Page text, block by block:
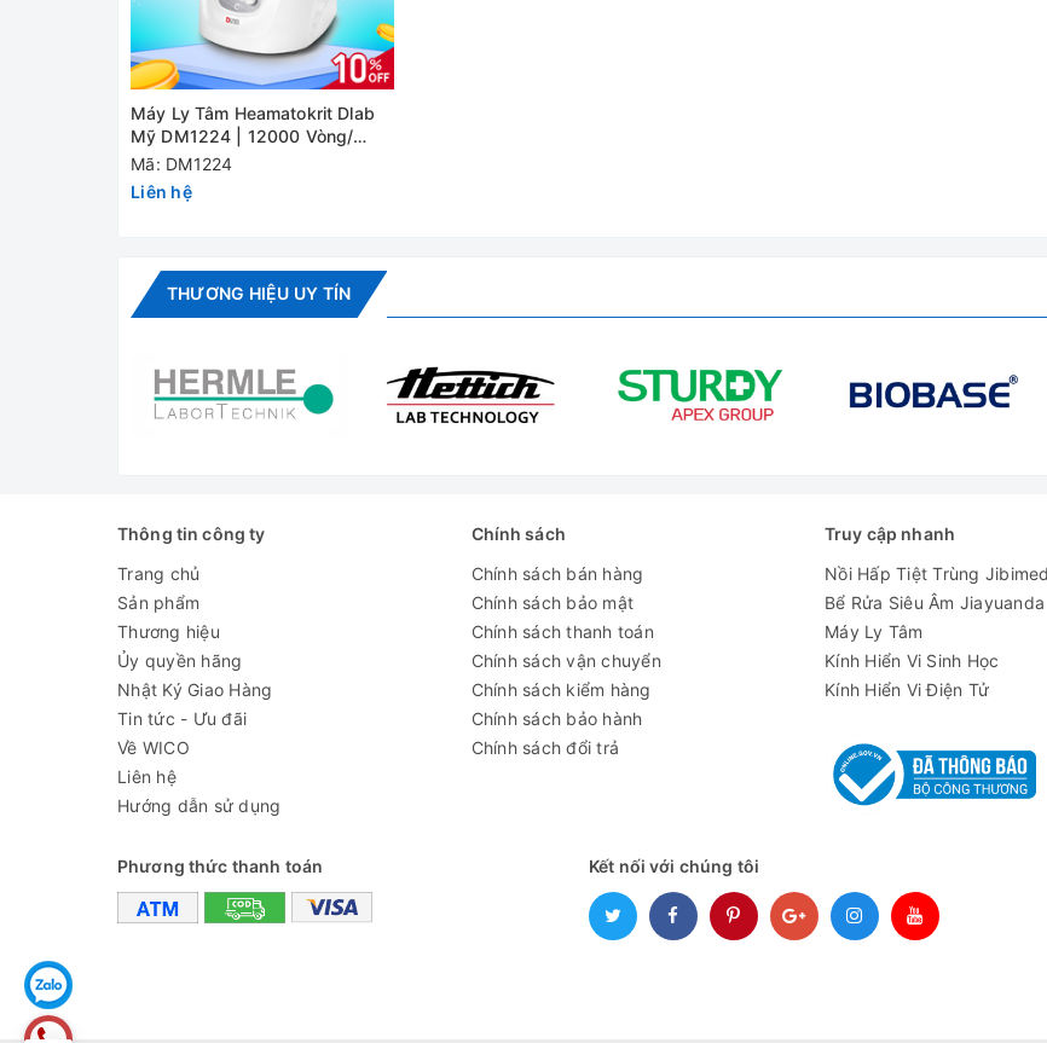
tốc độ
Rotor
Cài đặt thời
gian
Động cơ
Tính năng an
toàn
220V-240V,50Hz/60Hz, 5A; 380W
Tăng tốc / giảm
[D×W×H]
Khối lượng
Tính năng khác Chuyển đổi tốc độ quay/ RCF, cảnh báo bằng âm thanh, ly tâm trong thời gian ngắn
Video - Hình ảnh
Máy Ly Tâm Heamatokrit Dlab
Mỹ DM1224 | 12000 Vòng/
Phút
Mã: DM1224
Liên hệ
THƯƠNG HIỆU UY TÍN
Thông tin công ty
Trang chủ
Sản phẩm
Thương hiệu
Ủy quyền hãng
Nhật Ký Giao Hàng
Tin tức - Ưu đãi
Về WICO
Liên hệ
Hướng dẫn sử dụng
Chính sách
Chính sách bán hàng
Chính sách bảo mật
Chính sách thanh toán
Chính sách vận chuyển
Chính sách kiểm hàng
Chính sách bảo hành
Chính sách đổi trả
Truy cập nhanh
Nồi Hấp Tiệt Trùng Jibimed
Bể Rửa Siêu Âm Jiayuanda
Máy Ly Tâm
Kính Hiển Vi Sinh Học
Kính Hiển Vi Điện Tử
Phương thức thanh toán Kết nối với chúng tôi